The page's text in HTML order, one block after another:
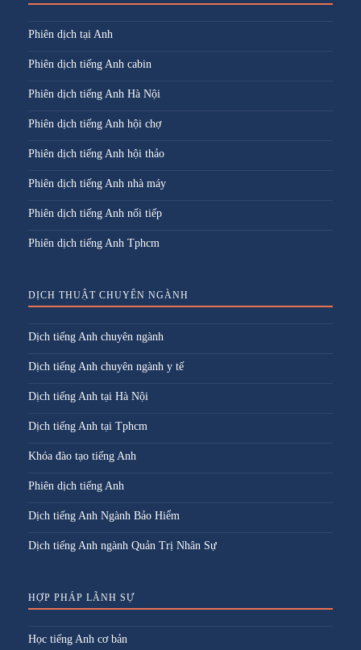
Phiên dịch tại Anh
Phiên dịch tiếng Anh cabin
Phiên dịch tiếng Anh Hà Nội
Phiên dịch tiếng Anh hội chợ
Phiên dịch tiếng Anh hội thảo
Phiên dịch tiếng Anh nhà máy
Phiên dịch tiếng Anh nối tiếp
Phiên dịch tiếng Anh Tphcm
DỊCH THUẬT CHUYÊN NGÀNH
Dịch tiếng Anh chuyên ngành
Dịch tiếng Anh chuyên ngành y tế
Dịch tiếng Anh tại Hà Nội
Dịch tiếng Anh tại Tphcm
Khóa đào tạo tiếng Anh
Phiên dịch tiếng Anh
Dịch tiếng Anh Ngành Bảo Hiểm
Dịch tiếng Anh ngành Quản Trị Nhân Sự
HỢP PHÁP LÃNH SỰ
Học tiếng Anh cơ bản